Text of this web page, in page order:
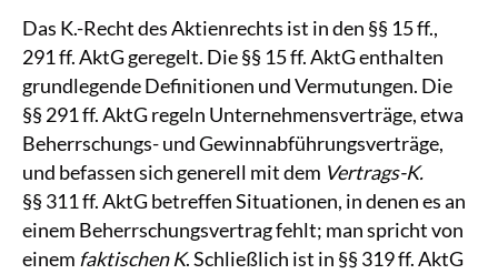
Das K.-Recht des Aktienrechts ist in den §§ 15 ff.,
291 ff. AktG geregelt. Die §§ 15 ff. AktG enthalten
grundlegende Definitionen und Vermutungen. Die
§§ 291 ff. AktG regeln Unternehmensverträge, etwa
Beherrschungs- und Gewinnabführungsverträge,
und befassen sich generell mit dem Vertrags-K.
§§ 311 ff. AktG betreffen Situationen, in denen es an
einem Beherrschungsvertrag fehlt; man spricht von
einem faktischen K. Schließlich ist in §§ 319 ff. AktG